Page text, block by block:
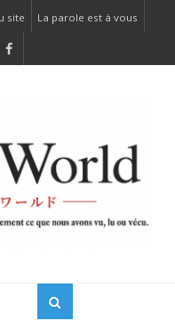
site La parole est à vous